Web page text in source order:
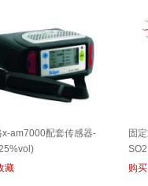
x-am7000配套传感器-
藏
固
购买